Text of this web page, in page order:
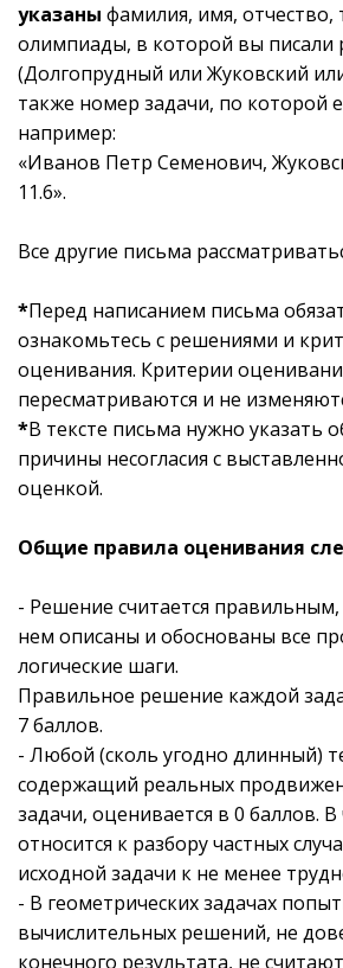
указаны фамилия, имя, отчество,
олимпиады, в которой вы писали
(Долгопрудный или Жуковский
также номер задачи, по которой
например:
«Иванов Петр Семенович,
11.6».
Все другие письма
*Перед написанием письма
ознакомьтесь с решениями и
оценивания. Критерии
пересматриваются и не
*В тексте письма нужно указать
причины несогласия с
оценкой.
Общие правила оценивания
- Решение считается правильным,
нем описаны и обоснованы все
логические шаги.
Правильное решение каждой
7 баллов.
- Любой (сколь угодно длинный)
содержащий реальных
задачи, оценивается в 0 баллов. В
относится к разбору частных
исходной задачи к не менее
- В геометрических задачах
вычислительных решений, не
конечного результата, не